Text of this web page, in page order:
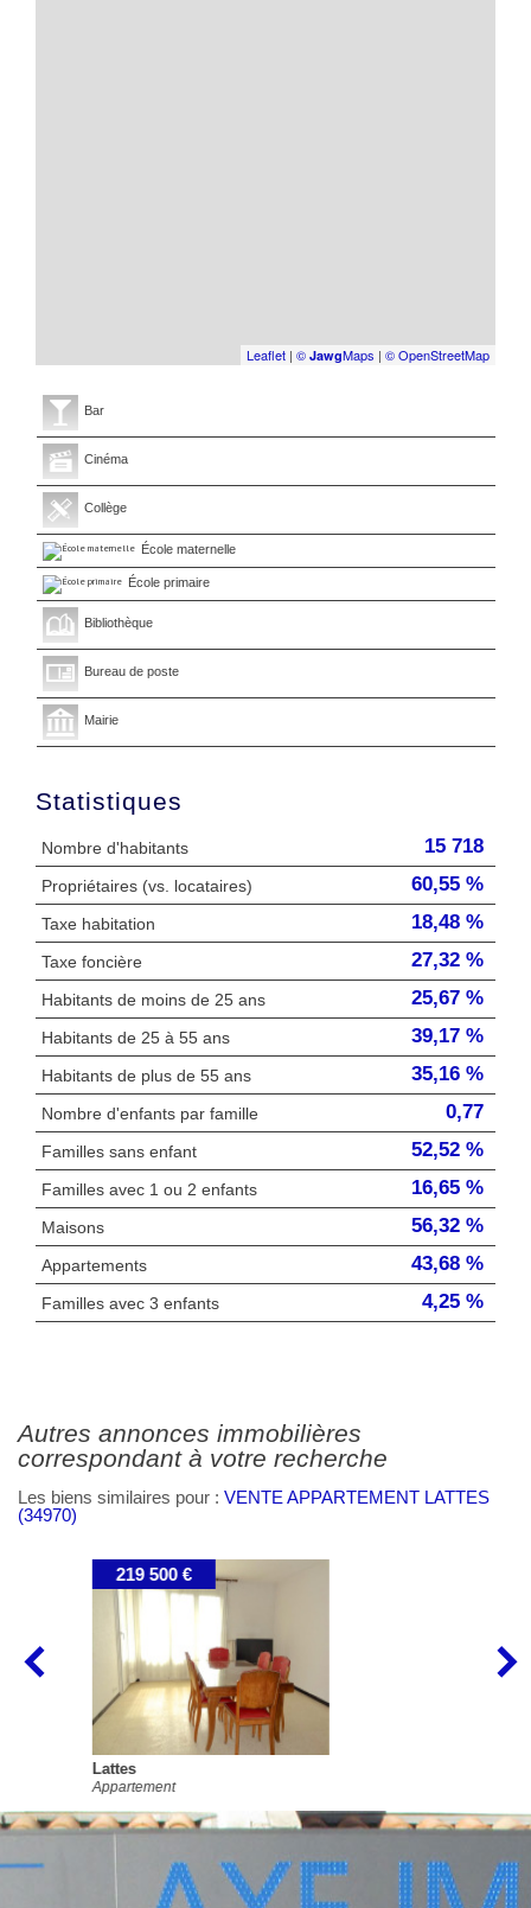
Leaflet | © JawgMaps | © OpenStreetMap
Bar
Cinéma
Collège
École maternelle
École primaire
Bibliothèque
Bureau de poste
Mairie
Statistiques
Nombre d'habitants 15 718
Propriétaires (vs. locataires) 60,55 %
Taxe habitation 18,48 %
Taxe foncière 27,32 %
Habitants de moins de 25 ans 25,67 %
Habitants de 25 à 55 ans 39,17 %
Habitants de plus de 55 ans 35,16 %
Nombre d'enfants par famille 0,77
Familles sans enfant 52,52 %
Familles avec 1 ou 2 enfants 16,65 %
Maisons 56,32 %
Appartements 43,68 %
Familles avec 3 enfants 4,25 %
autres annonces immobilières
correspondant à votre recherche
Les biens similaires pour : VENTE APPARTEMENT LATTES
(34970)
249 000 €
Appartement